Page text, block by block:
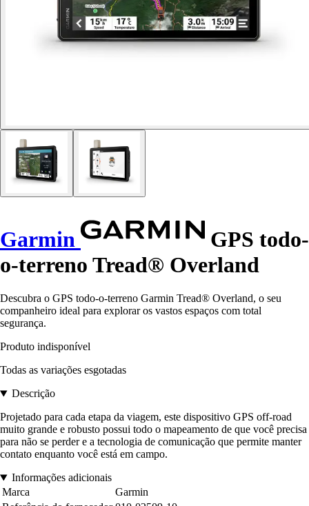
Garmin
GPS todo-
o-terreno Tread® Overland
Descubra o GPS todo-o-terreno Garmin Tread® Overland, o seu
companheiro ideal para explorar os vastos espaços com total
segurança.
Produto indisponível
Todas as variações esgotadas
Descrição
Projetado para cada etapa da viagem, este dispositivo GPS off-road
muito grande e robusto possui todo o mapeamento de que você precisa
para não se perder e a tecnologia de comunicação que permite manter
contato enquanto você está em campo.
Informações adicionais
Marca
Garmin